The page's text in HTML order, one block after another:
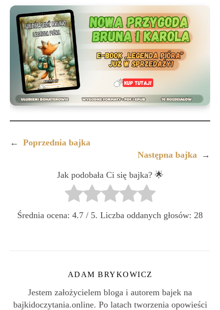
← Poprzednia bajka
Następna bajka
→
Jak podobała Ci się bajka? 🌟
Średnia ocena: 4.7 / 5. Liczba oddanych głosów: 28
ADAM BRYKOWICZ
Jestem założycielem bloga i autorem bajek na
bajkidoczytania.online. Po latach tworzenia opowieści